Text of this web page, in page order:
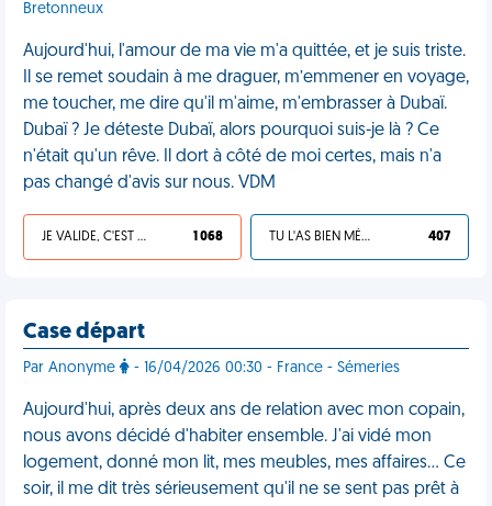
Bretonneux
Aujourd'hui, l'amour de ma vie m'a quittée, et je suis triste.
Il se remet soudain à me draguer, m’emmener en voyage,
me toucher, me dire qu'il m'aime, m'embrasser à Dubaï.
Dubaï ? Je déteste Dubaï, alors pourquoi suis-je là ? Ce
n'était qu'un rêve. Il dort à côté de moi certes, mais n'a
pas changé d'avis sur nous. VDM
JE VALIDE, C'EST UNE VDM 1 068 TU L'AS BIEN MÉRITÉ 407
Case départ
Par Anonyme - 16/04/2026 00:30 - France - Sémeries
Aujourd'hui, après deux ans de relation avec mon copain,
nous avons décidé d'habiter ensemble. J'ai vidé mon
logement, donné mon lit, mes meubles, mes affaires… Ce
soir, il me dit très sérieusement qu'il ne se sent pas prêt à